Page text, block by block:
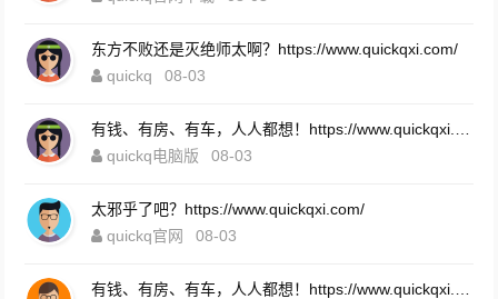
东方不败还是灭绝师太啊？https://www.quickqxi.com/
quickq
08-03
quickq电脑版
08-03
太邪乎了吧？https://www.quickqxi.com/
quickq官网
08-03